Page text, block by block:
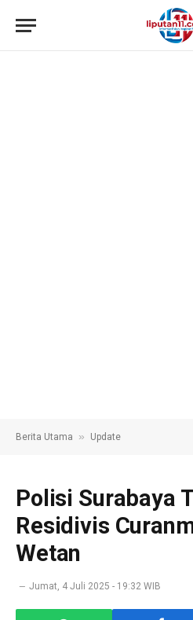
Berita Utama » Update
Polisi Surabaya
Residivis
Wetan
Jumat, 4 Juli 2025 - 19:32 WIB